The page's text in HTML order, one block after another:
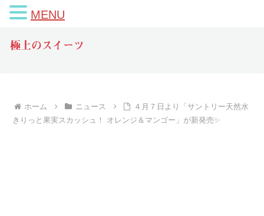
極上のスイーツ
ホーム ニュース
４月７日より「サントリー天然水
きりっと果実スカッシュ！ オレンジ＆マンゴー」が新発売✨
MENU